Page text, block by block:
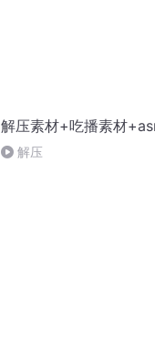
解压素材+吃播素材
解压